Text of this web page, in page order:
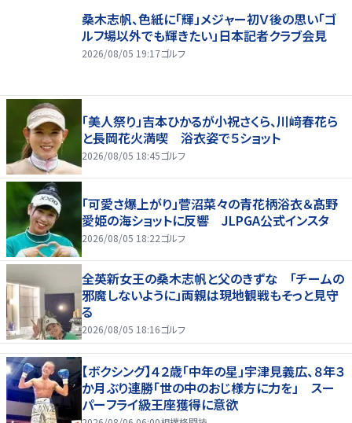
桑木志帆、色紙に「輝」メジャー初Ｖ後の思い「ゴ
ルフ場以外でも輝きたい」日本記者クラブ会見
2026/08/05 19:17ゴルフ
「美人祭り」吉本ひかるが小祝さくら、川﨑春花ら
と長岡花火満喫 浴衣姿で５ショット
2026/08/05 18:45ゴルフ
「可愛さ爆上がり」菅沼菜々の青花柄浴衣＆髙野
愛姫の海ショットに反響 JLPGA公式インスタ
2026/08/05 18:22ゴルフ
全英新女王の桑木志帆と父のきずな 「チームの
邪魔しないように」両親は現地観戦もそっと見守
る
2026/08/05 18:16ゴルフ
【ボクシング】４２歳「中年の星」宇津見義広、８年３
か月ぶり連勝「世の中のおじ様方に力を」 スー
パーフライ級王座獲得に意欲